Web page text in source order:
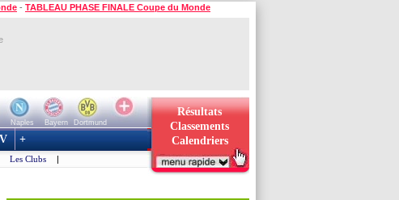
- TABLEAU PHASE FINALE Coupe du Monde
Naples Bayern
Dortmund
Résultats
Classements
Calendriers
+
Les Clubs |